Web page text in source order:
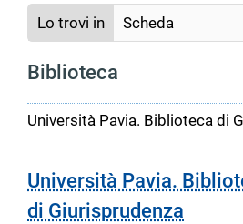
Lo trovi in Scheda
Biblioteca
Università Pavia. Biblioteca di
Università Pavia.
di Giurisprudenza